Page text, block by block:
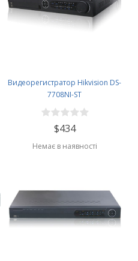
Видеорегистратор Hikvision DS-
7708NI-ST
$434
Немає в наявності